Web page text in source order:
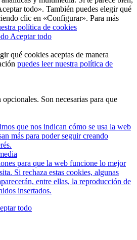
todo». También puedes elegir qué
clic en «Configurar». Para más
política de cookies
Aceptar todo
qué cookies aceptas de manera
puedes leer nuestra política de
Son necesarias para que
que nos indican cómo se usa la web
más para poder seguir creando
para que la web funcione lo mejor
Si rechaza estas cookies, algunas
entre ellas, la reproducción de
insertados.
todo